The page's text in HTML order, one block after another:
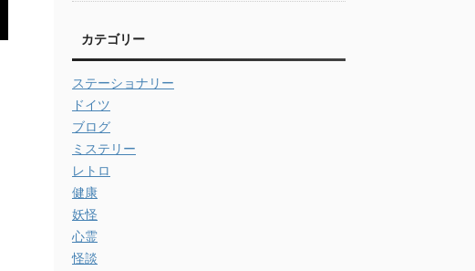
カテゴリー
ステーショナリー
ドイツ
ブログ
ミステリー
レトロ
健康
妖怪
心霊
怪談